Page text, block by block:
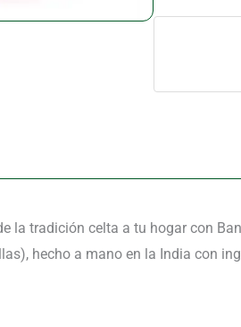
la tradición celta a tu hogar con
hecho a mano en la India con